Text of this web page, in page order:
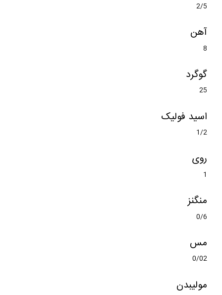
2/5
آهن
8
گوگرد
25
اسید فولیک
1/2
روی
1
منگنز
0/6
مس
0/02
مولیبدن